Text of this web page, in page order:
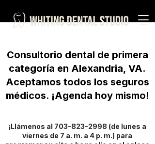
Consultorio dental de primera
categoría en Alexandria, VA.
Aceptamos todos los seguros
médicos. ¡Agenda hoy mismo!
¡Llámenos al 703-823-2998 (de lunes a
viernes de 7 a. m. a 4 p. m.) para